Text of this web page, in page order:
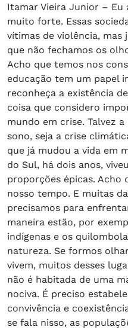
Itamar Vieira Junior – Eu
muito forte. Essas
vítimas de violência, mas
que não fechamos os
Acho que temos nos
educação tem um papel
reconheça a existência
coisa que considero
mundo em crise. Talvez
sono, seja a crise
que já mudou a vida em
do Sul, há dois anos,
proporções épicas. Acho
nosso tempo. E muitas
precisamos para
maneira estão, por
indígenas e os
natureza. Se formos
vivem, muitos desses
não é habitada de uma
nociva. É preciso
convivência e
se fala nisso, as